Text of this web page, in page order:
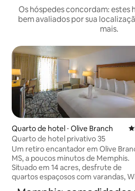
Os hóspedes concordam: estes
bem avaliados por sua
mais.
Quarto de hotel ⋅ Olive Branch 5
Quarto de hotel privativo 35
Um retiro encantador em Olive
MS, a poucos minutos de Memphis.
Situado em 14 acres, desfrute de
quartos espaçosos com varandas,